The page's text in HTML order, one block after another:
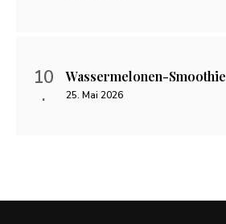
Wassermelonen-Smoothie
25. Mai 2026